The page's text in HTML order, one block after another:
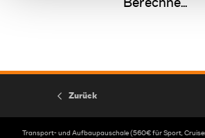
Berechne...
Zurück
Transport- und Aufbaupauschale (560€ für Sport,